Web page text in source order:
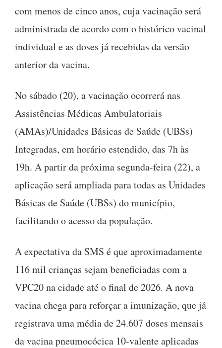
com menos de cinco anos, cuja vacinação será
administrada de acordo com o histórico vacinal
individual e as doses já recebidas da versão
anterior da vacina.
No sábado (20), a vacinação ocorrerá nas
Assistências Médicas Ambulatoriais
(AMAs)/Unidades Básicas de Saúde (UBSs)
Integradas, em horário estendido, das 7h às
19h. A partir da próxima segunda-feira (22), a
aplicação será ampliada para todas as Unidades
Básicas de Saúde (UBSs) do município,
facilitando o acesso da população.
A expectativa da SMS é que aproximadamente
116 mil crianças sejam beneficiadas com a
VPC20 na cidade até o final de 2026. A nova
vacina chega para reforçar a imunização, que já
registrava uma média de 24.607 doses mensais
da vacina pneumocócica 10-valente aplicadas